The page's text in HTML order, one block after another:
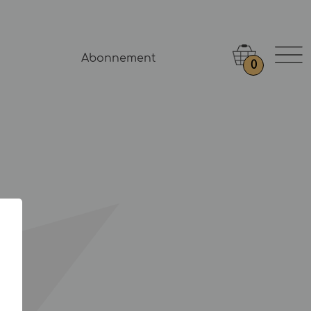
Abonnement
0